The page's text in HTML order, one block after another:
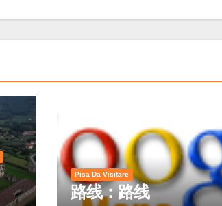
Pisa Da Visitare
路线：路线